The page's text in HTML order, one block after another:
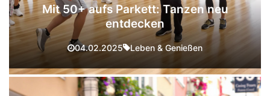
Mit 50+ aufs Parkett: Tanzen neu
entdecken
04.02.2025 Leben & Genießen